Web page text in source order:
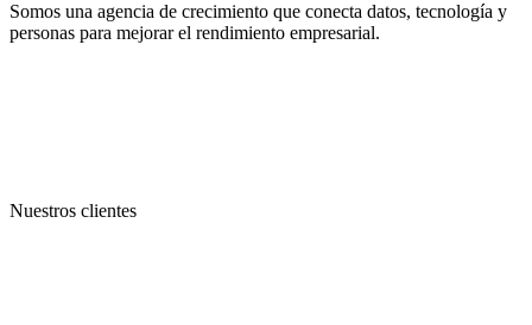
Somos una agencia de crecimiento que conecta datos, tecnología y
personas para mejorar el rendimiento empresarial.
Nuestros clientes